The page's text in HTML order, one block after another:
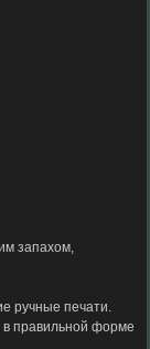
запахом,
ручные печати.
правильной форме